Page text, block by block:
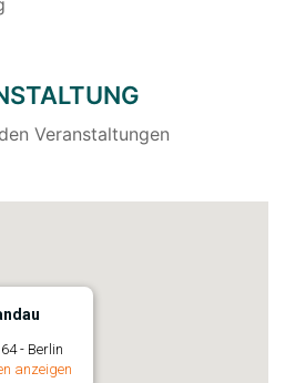
Veranstaltungen
- Berlin
anzeigen